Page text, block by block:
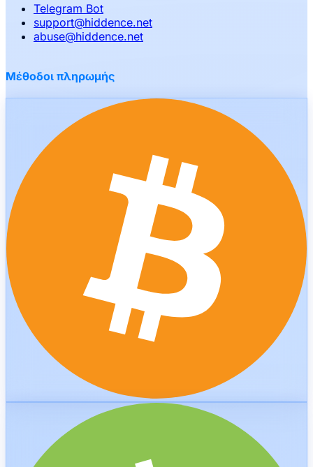
Telegram Bot
support@hiddence.net
abuse@hiddence.net
Μέθοδοι πληρωμής